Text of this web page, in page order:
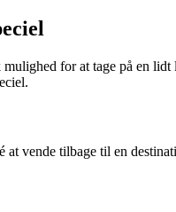
for at tage på en
vende tilbage til en